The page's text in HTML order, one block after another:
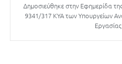
Δημοσιεύθηκε στην Εφημερίδα
9341/317 ΚΥΑ των Υπουργείων